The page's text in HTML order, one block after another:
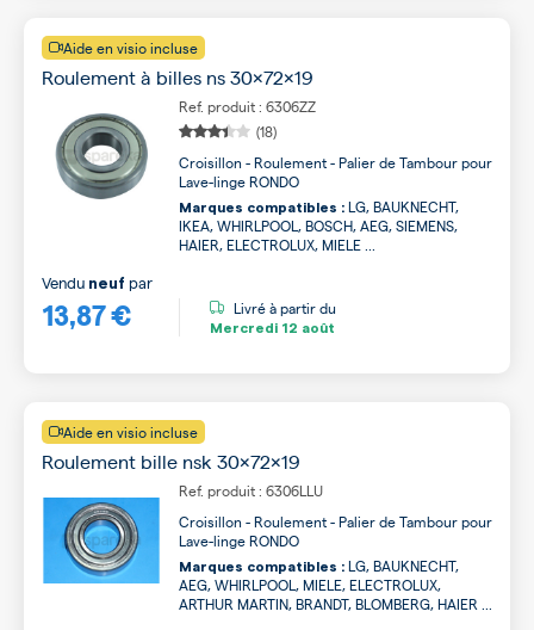
Aide en visio incluse
Roulement à billes ns 30x72x19
Ref. produit : 6306ZZ
(18)
Croisillon - Roulement - Palier de Tambour pour
Lave-linge RONDO
Marques compatibles : LG, BAUKNECHT,
IKEA, WHIRLPOOL, BOSCH, AEG, SIEMENS,
HAIER, ELECTROLUX, MIELE ...
13,87 €
Vendu neuf par
Livré à partir du
Mercredi 12 août
Aide en visio incluse
Roulement bille nsk 30x72x19
Ref. produit : 6306LLU
Croisillon - Roulement - Palier de Tambour pour
Lave-linge RONDO
Marques compatibles : LG, BAUKNECHT,
AEG, WHIRLPOOL, MIELE, ELECTROLUX,
ARTHUR MARTIN, BRANDT, BLOMBERG, HAIER ...